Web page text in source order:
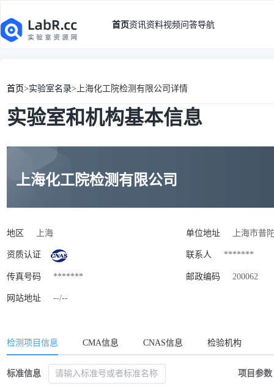
首页资讯资料视频问答导航
首页>实验室名录> 上海化工院检测有限公司详情
实验室和机构基本信息
上海化工院检测有限公司
地区 上海 单位地址 上海市普
资质认证 联系人 *******
传真号码 ******* 邮政编码 200062
网站地址 --/--
检测项目信息 CMA信息 CNAS信息 检验机构
标准信息 项目参数